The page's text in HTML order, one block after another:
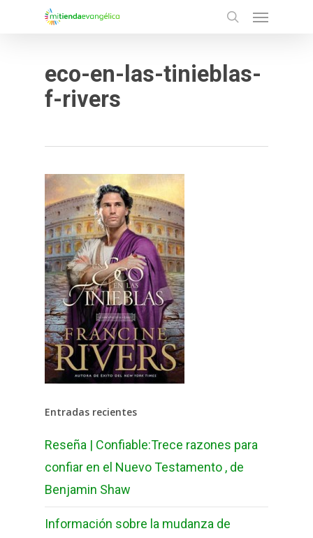
eco-en-las-tinieblas-
f-rivers
Entradas recientes
Reseña | Confiable:Trece razones para
confiar en el Nuevo Testamento , de
Benjamin Shaw
Información sobre la mudanza de